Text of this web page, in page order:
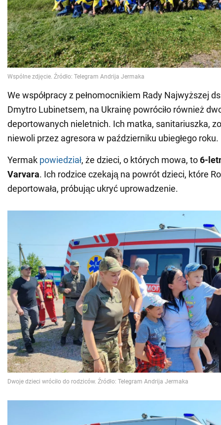
We współpracy z pełnomocnikiem Rady Najwyższej
Dmytro Lubinetsem, na Ukrainę powróciło również
deportowanych nieletnich. Ich matka, sanitariuszka,
niewoli przez agresora w październiku ubiegłego roku.
Yermak powiedział, że dzieci, o których mowa, to6-
Varvara. Ich rodzice czekają na powrót dzieci, które
deportowała, próbując ukryć uprowadzenie.